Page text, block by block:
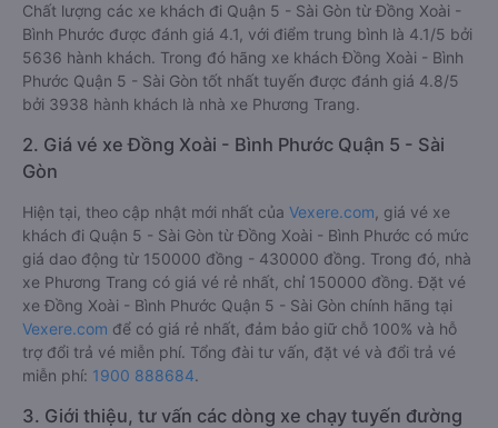
Chất lượng các xe khách đi Quận 5 - Sài Gòn từ Đồng Xoài -
Bình Phước được đánh giá 4.1, với điểm trung bình là 4.1/5 bởi
5636 hành khách. Trong đó hãng xe khách Đồng Xoài - Bình
Phước Quận 5 - Sài Gòn tốt nhất tuyến được đánh giá 4.8/5
bởi 3938 hành khách là nhà xe Phương Trang.
2. Giá vé xe Đồng Xoài - Bình Phước Quận 5 - Sài
Gòn
Hiện tại, theo cập nhật mới nhất của Vexere.com , giá vé xe
khách đi Quận 5 - Sài Gòn từ Đồng Xoài - Bình Phước có mức
giá dao động từ 150000 đồng - 430000 đồng. Trong đó, nhà
xe Phương Trang có giá vé rẻ nhất, chỉ 150000 đồng. Đặt vé
xe Đồng Xoài - Bình Phước Quận 5 - Sài Gòn chính hãng tại
Vexere.com để có giá rẻ nhất, đảm bảo giữ chỗ 100% và hỗ
trợ đổi trả vé miễn phí. Tổng đài tư vấn, đặt vé và đổi trả vé
miễn phí: 1900 888684.
3. Giới thiệu, tư vấn các dòng xe chạy tuyến đường